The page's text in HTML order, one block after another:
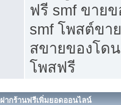
ฟรี smf ขาย
smf โพสต์ขา
สขายของโด
โพสฟรี
ฝากร้านฟรีเพิ่มยอดออนไลน์